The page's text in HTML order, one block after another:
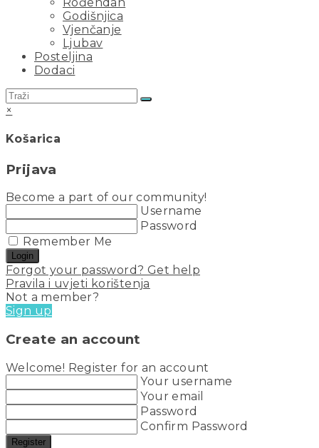
Godišnjica
Vjenčanje
Ljubav
Posteljina
Dodaci
×
Košarica
Prijava
Become a part of our community!
Username
Password
Remember Me
Login
Forgot your password? Get help
Pravila i uvjeti korištenja
Not a member?
Sign up
Create an account
Welcome! Register for an account
Your username
Your email
Password
Confirm Password
Register